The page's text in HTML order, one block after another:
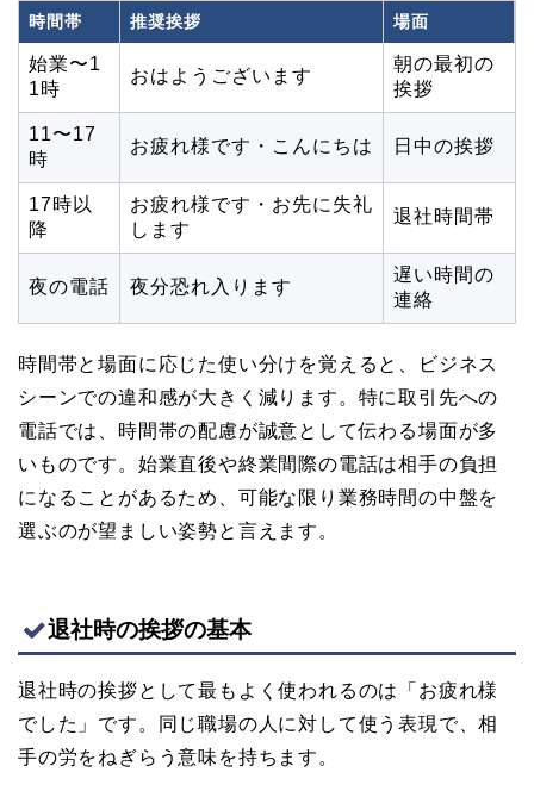
時間帯 推奨挨拶 場面
始業〜1
1時
おはようございます
朝の最初の
挨拶
11〜17
時
お疲れ様です・こんにちは 日中の挨拶
17時以
降
お疲れ様です・お先に失礼
します
退社時間帯
夜の電話 夜分恐れ入ります
遅い時間の
連絡
時間帯と場面に応じた使い分けを覚えると、ビジネス
シーンでの違和感が大きく減ります。特に取引先への
電話では、時間帯の配慮が誠意として伝わる場面が多
いものです。始業直後や終業間際の電話は相手の負担
になることがあるため、可能な限り業務時間の中盤を
選ぶのが望ましい姿勢と言えます。
退社時の挨拶の基本
退社時の挨拶として最もよく使われるのは「お疲れ様
でした」です。同じ職場の人に対して使う表現で、相
手の労をねぎらう意味を持ちます。